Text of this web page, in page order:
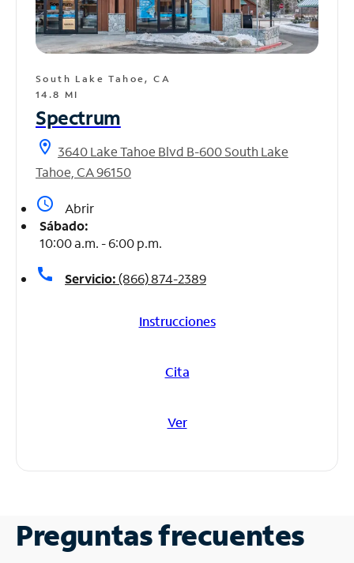
South Lake Tahoe, CA
14.8 MI
Spectrum
location_on 3640 Lake Tahoe Blvd B-600 South Lake
Tahoe, CA 96150
access_time
Abrir
Sábado:
10:00 a.m. - 6:00 p.m.
call Servicio:(866) 874-2389
Instrucciones
Cita
Ver
Preguntas frecuentes